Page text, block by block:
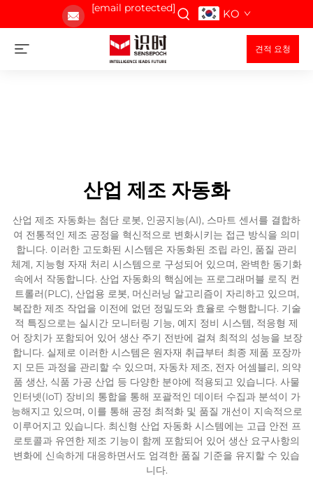
[email protected] KO
견적 요청
산업 제조 자동화
산업 제조 자동화는 첨단 로봇, 인공지능(AI), 스마트 센서를 결합하
여 전통적인 제조 공정을 혁신적으로 변화시키는 접근 방식을 의미
합니다. 이러한 고도화된 시스템은 자동화된 조립 라인, 품질 관리
체계, 지능형 자재 처리 시스템으로 구성되어 있으며, 완벽한 동기화
속에서 작동합니다. 산업 자동화의 핵심에는 프로그래머블 로직 컨
트롤러(PLC), 산업용 로봇, 머신러닝 알고리즘이 자리하고 있으며,
복잡한 제조 작업을 이전에 없던 정밀도와 효율로 수행합니다. 기술
적 특징으로는 실시간 모니터링 기능, 예지 정비 시스템, 적응형 제
어 장치가 포함되어 있어 생산 주기 전반에 걸쳐 최적의 성능을 보장
합니다. 실제로 이러한 시스템은 원자재 취급부터 최종 제품 포장까
지 모든 과정을 관리할 수 있으며, 자동차 제조, 전자 어셈블리, 의약
품 생산, 식품 가공 산업 등 다양한 분야에 적용되고 있습니다. 사물
인터넷(IoT) 장비의 통합을 통해 포괄적인 데이터 수집과 분석이 가
능해지고 있으며, 이를 통해 공정 최적화 및 품질 개선이 지속적으로
이루어지고 있습니다. 최신형 산업 자동화 시스템에는 고급 안전 프
로토콜과 유연한 제조 기능이 함께 포함되어 있어 생산 요구사항의
변화에 신속하게 대응하면서도 엄격한 품질 기준을 유지할 수 있습
니다.